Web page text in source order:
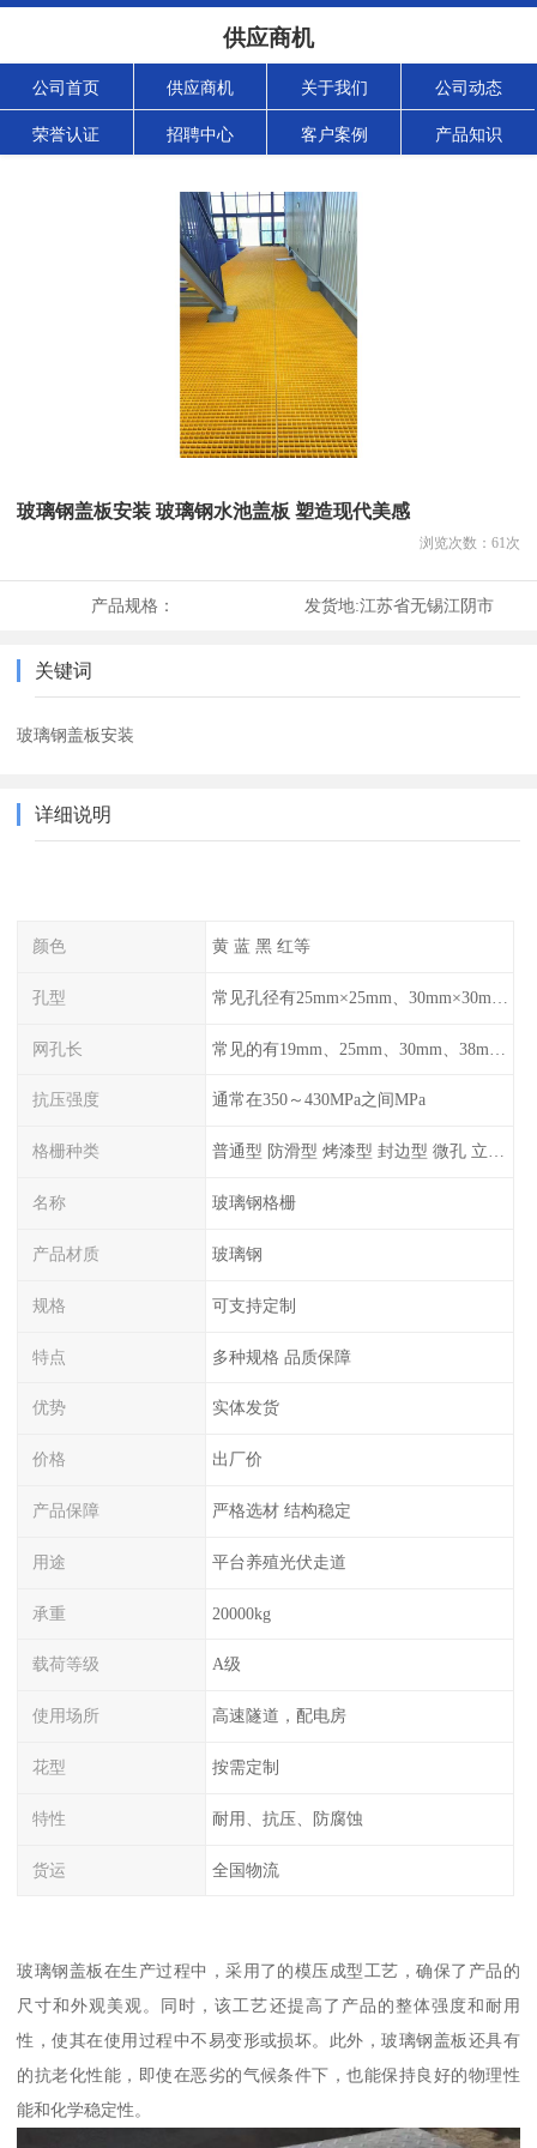
供应商机
公司首页 供应商机 关于我们 公司动态
荣誉认证 招聘中心 客户案例 产品知识
玻璃钢盖板安装 玻璃钢水池盖板 塑造现代美感
浏览次数： 61次
产品规格： 发货地:江苏省无锡江阴市
关键词
玻璃钢盖板安装
详细说明
颜色 黄 蓝 黑 红等
孔型
网孔长
抗压强度 通常在350～430MPa之间MPa
格栅种类 普通型 防滑型 ‌烤漆型 封边型 ‌微孔 立体 加砂覆面型 平面型
名称 玻璃钢格栅
产品材质 玻璃钢
规格 可支持定制
特点 多种规格 品质保障
优势 实体发货
价格 出厂价
产品保障 严格选材 结构稳定
用途 平台养殖光伏走道
承重 20000kg
载荷等级 A级
使用场所 高速隧道，配电房
花型 按需定制
特性 耐用、抗压、防腐蚀
货运 全国物流
玻璃钢盖板在生产过程中，采用了的模压成型工艺，确保了产品的
尺寸和外观美观。同时，该工艺还提高了产品的整体强度和耐用
性，使其在使用过程中不易变形或损坏。此外，玻璃钢盖板还具有
的抗老化性能，即使在恶劣的气候条件下，也能保持良好的物理性
能和化学稳定性。